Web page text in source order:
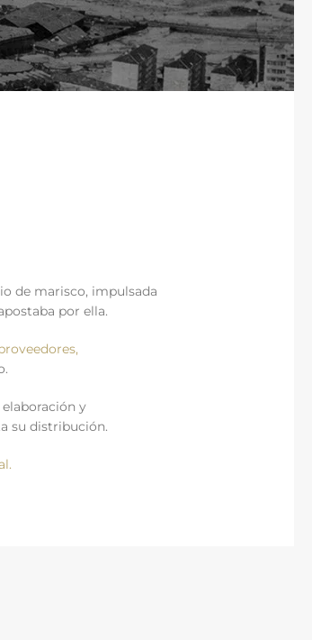
de marisco, impulsada
por ella.
y
su distribución.